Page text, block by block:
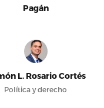
Pagán
L. Rosario Cortés
Política y derecho